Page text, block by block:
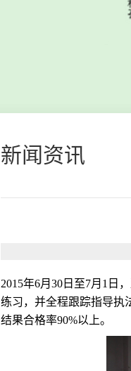
新闻资讯
2015年6月30日至7月1日
练习，并全程跟踪指导执
结果合格率90%以上。